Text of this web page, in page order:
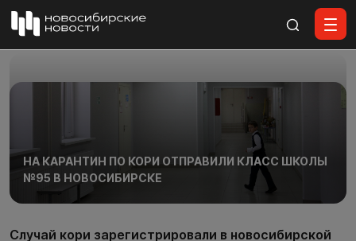
НА КАРАНТИН ПО КОРИ ОТПРАВИЛИ КЛАСС ШКОЛЫ
№95 В НОВОСИБИРСКЕ
Случай кори зарегистрировали в новосибирской